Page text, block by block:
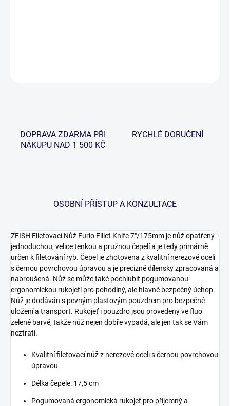
DOPRAVA ZDARMA PŘI
NÁKUPU NAD 1 500 KČ
RYCHLÉ DORUČENÍ
OSOBNÍ PŘÍSTUP A KONZULTACE
ZFISH Filetovací Nůž Furio Fillet Knife 7"/175mm je nůž opatřený
jednoduchou, velice tenkou a pružnou čepelí a je tedy primárně
určen k filetování ryb. Čepel je zhotovena z kvalitní nerezové oceli
s černou povrchovou úpravou a je precizně dílensky zpracovaná a
nabroušená. Nůž se může také pochlubit pogumovanou
ergonomickou rukojetí pro pohodlný, ale hlavně bezpečný úchop.
Nůž je dodáván s pevným plastovým pouzdrem pro bezpečné
uložení a transport. Rukojeť i pouzdro jsou provedeny ve fluo
zelené barvě, takže nůž nejen dobře vypadá, ale jen tak se Vám
neztratí.
Kvalitní filetovací nůž z nerezové oceli s černou povrchovou
úpravou
Délka čepele: 17,5 cm
Pogumovaná ergonomická rukojeť pro příjemný a